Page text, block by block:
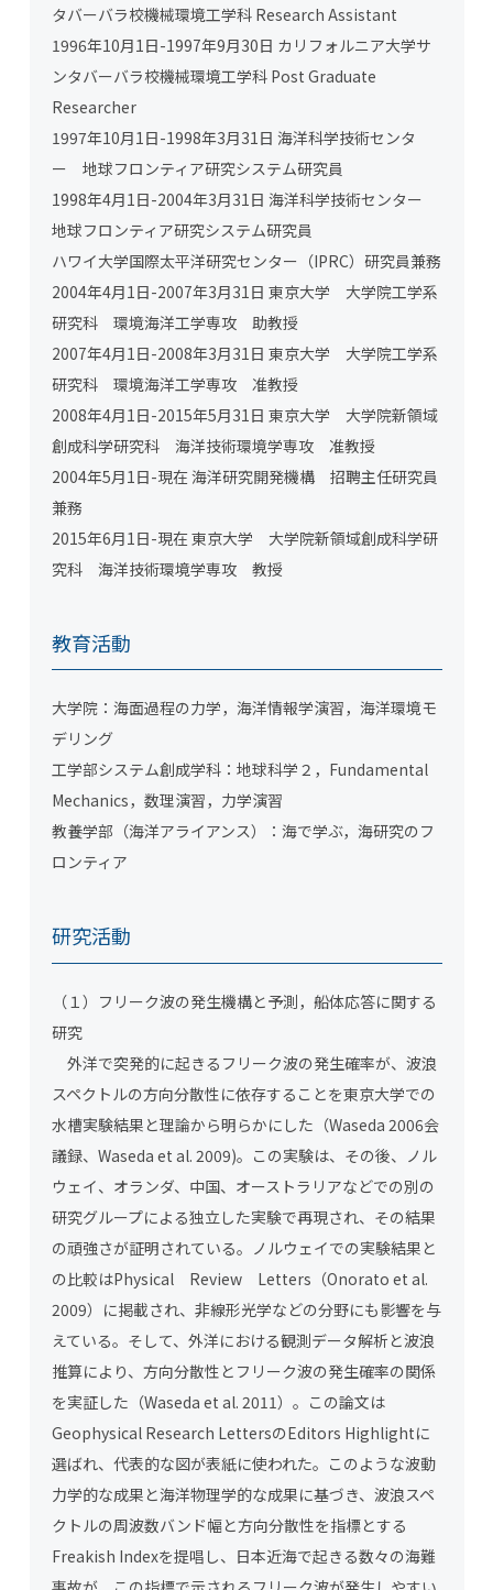
タバーバラ校機械環境工学科 Research Assistant
1996年10月1日-1997年9月30日 カリフォルニア大学サ
ンタバーバラ校機械環境工学科 Post Graduate
Researcher
1997年10月1日-1998年3月31日 海洋科学技術センタ
ー 地球フロンティア研究システム研究員
1998年4月1日-2004年3月31日 海洋科学技術センター
地球フロンティア研究システム研究員
ハワイ大学国際太平洋研究センター（IPRC）研究員兼務
2004年4月1日-2007年3月31日 東京大学 大学院工学系
研究科 環境海洋工学専攻 助教授
2007年4月1日-2008年3月31日 東京大学 大学院工学系
研究科 環境海洋工学専攻 准教授
2008年4月1日-2015年5月31日 東京大学 大学院新領域
創成科学研究科 海洋技術環境学専攻 准教授
2004年5月1日-現在 海洋研究開発機構 招聘主任研究員
兼務
2015年6月1日-現在 東京大学 大学院新領域創成科学研
究科 海洋技術環境学専攻 教授
教育活動
大学院：海面過程の力学，海洋情報学演習，海洋環境モ
デリング
工学部システム創成学科：地球科学２，Fundamental
Mechanics，数理演習，力学演習
教養学部（海洋アライアンス）：海で学ぶ，海研究のフ
ロンティア
研究活動
（１）フリーク波の発生機構と予測，船体応答に関する
研究
外洋で突発的に起きるフリーク波の発生確率が、波浪
スペクトルの方向分散性に依存することを東京大学での
水槽実験結果と理論から明らかにした（Waseda 2006会
議録、Waseda et al. 2009)。この実験は、その後、ノル
ウェイ、オランダ、中国、オーストラリアなどでの別の
研究グループによる独立した実験で再現され、その結果
の頑強さが証明されている。ノルウェイでの実験結果と
の比較はPhysical Review Letters（Onorato et al.
2009）に掲載され、非線形光学などの分野にも影響を与
えている。そして、外洋における観測データ解析と波浪
推算により、方向分散性とフリーク波の発生確率の関係
を実証した（Waseda et al. 2011）。この論文は
Geophysical Research LettersのEditors Highlightに
選ばれ、代表的な図が表紙に使われた。このような波動
力学的な成果と海洋物理学的な成果に基づき、波浪スペ
クトルの周波数バンド幅と方向分散性を指標とする
Freakish Indexを提唱し、日本近海で起きる数々の海難